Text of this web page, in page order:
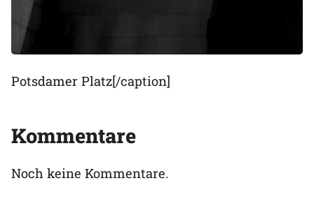
Potsdamer Platz[/caption]
Kommentare
Noch keine Kommentare.